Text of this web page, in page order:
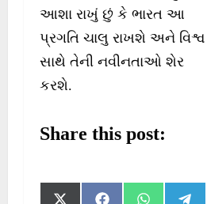
આશા રાખું છું કે ભારત આ
પ્રગતિ ચાલુ રાખશે અને વિશ્વ
સાથે તેની નવીનતાઓ શેર
કરશે.
Share this post: